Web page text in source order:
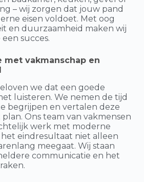
– wij zorgen dat jouw pand
eisen voldoet. Met oog
en duurzaamheid maken wij
succes.
vakmanschap en
we dat een goede
luisteren. We nemen de tijd
begrijpen en vertalen deze
Ons team van vakmensen
werk met moderne
eindresultaat niet alleen
meegaat. Wij staan
communicatie en het